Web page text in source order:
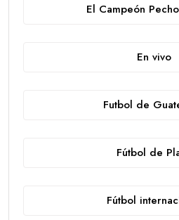
El Campeón
En vivo
Futbol de
Fútbol de
Fútbol